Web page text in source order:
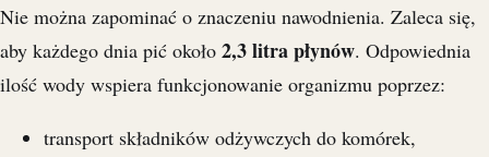
Nie można zapominać o znaczeniu nawodnienia. Zaleca się,
aby każdego dnia pić około 2,3 litra płynów. Odpowiednia
ilość wody wspiera funkcjonowanie organizmu poprzez:
transport składników odżywczych do komórek,